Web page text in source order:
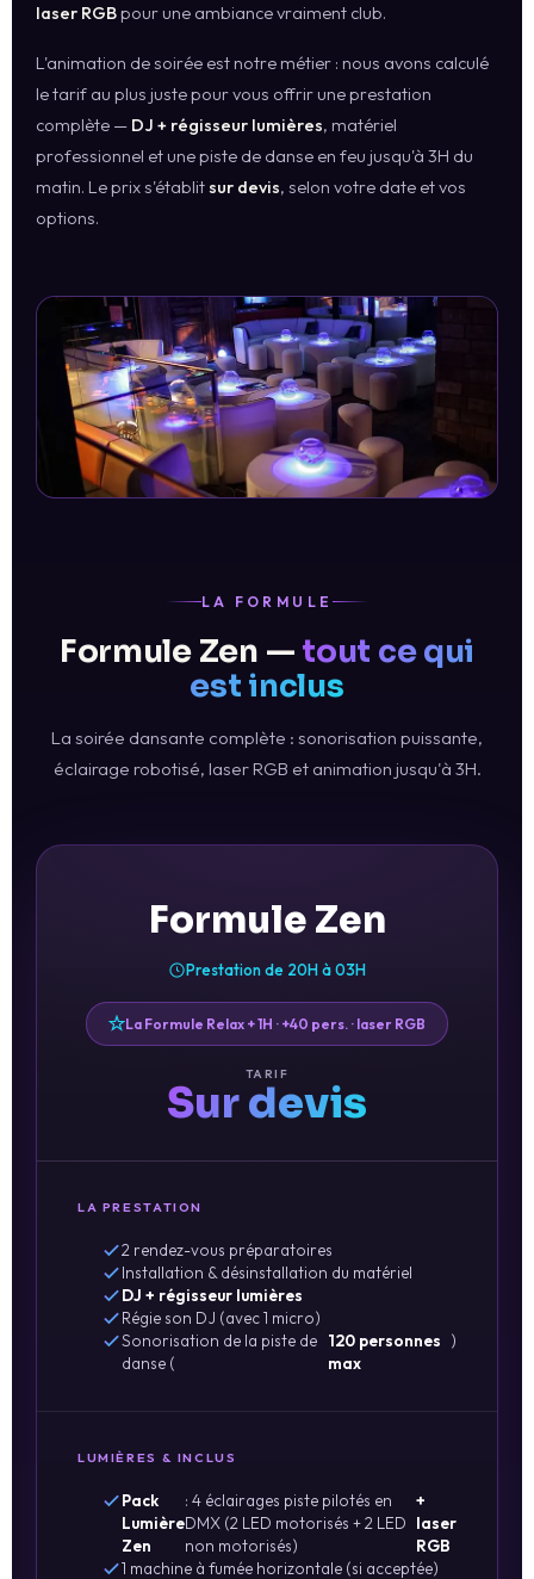
laser RGBpour une ambiance vraiment club.
L'animation de soirée est notre métier : nous avons calculé
le tarif au plus juste pour vous offrir une prestation
complète — DJ + régisseur lumières, matériel
professionnel et une piste de danse en feu jusqu'à 3H du
matin. Le prix s'établitsur devis, selon votre date et vos
options.
LA FORMULE
Formule Zen — tout ce qui
est inclus
La soirée dansante complète : sonorisation puissante,
éclairage robotisé, laser RGB et animation jusqu'à 3H.
Formule Zen
Prestation de 20H à 03H
La Formule Relax + 1H · +40 pers. · laser RGB
TARIF
Sur devis
LA PRESTATION
2 rendez-vous préparatoires
Installation & désinstallation du matériel
DJ + régisseur lumières
Régie son DJ (avec 1 micro)
Sonorisation de la piste de
danse (
120 personnes
max
)
LUMIÈRES & INCLUS
Pack
Lumière
Zen
: 4 éclairages piste pilotés en
DMX (2 LED motorisés + 2 LED
non motorisés)
+
laser
RGB
1 machine à fumée horizontale (si acceptée)